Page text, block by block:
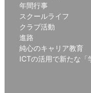
年間行事
スクールライフ
クラブ活動
進路
純心のキャリア教育
ICTの活用で新たな「